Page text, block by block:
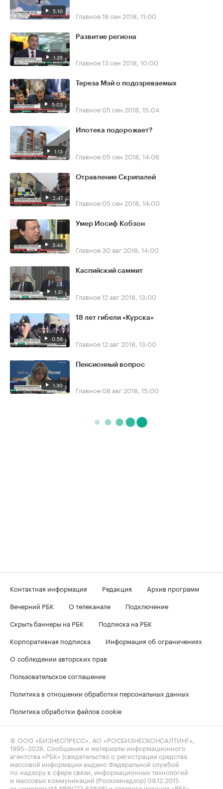
5:10 Главное18 сен 2018, 11:00
1:35
Развитие региона
Главное13 сен 2018, 10:00
5:03
Тереза Мэй о подозреваемых
Главное 05 сен 2018, 15:04
1:13
Ипотека подорожает?
Главное 05 сен 2018, 14:06
2:47
Отравление Скрипалей
Главное 05 сен 2018, 14:00
3:44
Умер Иосиф Кобзон
Главное30 авг 2018, 14:00
1:31
Каспийский саммит
Главное12 авг 2018, 13:00
0:56
18 лет гибели «Курска»
Главное12 авг 2018, 13:00
1:30
Пенсионный вопрос
Главное 08 авг 2018, 15:00
Контактная информация Редакция
Архив программ
Вечерний РБК
О телеканале
Подключение
Скрыть баннеры на РБК
Подписка на РБК
Корпоративная подписка
Информация об ограничениях
О соблюдении авторских прав
Пользовательское соглашение
Политика в отношении обработки персональных данных
Политика обработки файлов cookie
© ООО «БИЗНЕСПРЕСС», АО «РОСБИЗНЕСКОНСАЛТИНГ»,
1995–2026. Сообщения и материалы информационного
агентства «РБК» (свидетельство о регистрации средства
массовой информации выдано Федеральной службой
по надзору в сфере связи, информационных технологий
и массовых коммуникаций (Роскомнадзор) 09.12.2015